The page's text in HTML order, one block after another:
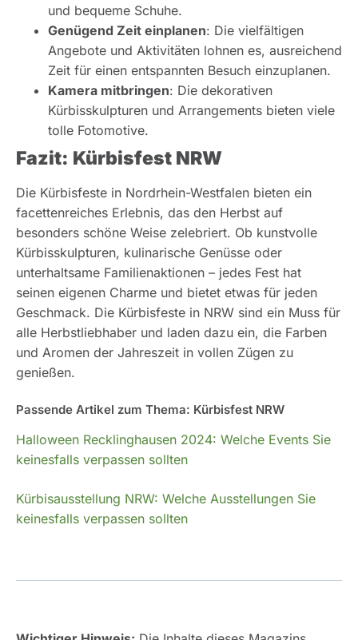
und bequeme Schuhe.
Genügend Zeit einplanen: Die vielfältigen
Angebote und Aktivitäten lohnen es, ausreichend
Zeit für einen entspannten Besuch einzuplanen.
Kamera mitbringen: Die dekorativen
Kürbisskulpturen und Arrangements bieten viele
tolle Fotomotive.
Fazit: Kürbisfest NRW
Die Kürbisfeste in Nordrhein-Westfalen bieten ein
facettenreiches Erlebnis, das den Herbst auf
besonders schöne Weise zelebriert. Ob kunstvolle
Kürbisskulpturen, kulinarische Genüsse oder
unterhaltsame Familienaktionen – jedes Fest hat
seinen eigenen Charme und bietet etwas für jeden
Geschmack. Die Kürbisfeste in NRW sind ein Muss für
alle Herbstliebhaber und laden dazu ein, die Farben
und Aromen der Jahreszeit in vollen Zügen zu
genießen.
Passende Artikel zum Thema: Kürbisfest NRW
Halloween Recklinghausen 2024: Welche Events Sie
keinesfalls verpassen sollten
Kürbisausstellung NRW: Welche Ausstellungen Sie
keinesfalls verpassen sollten